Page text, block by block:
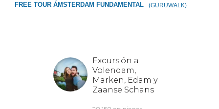
FREE TOUR ÁMSTERDAM FUNDAMENTAL (GURUWALK)